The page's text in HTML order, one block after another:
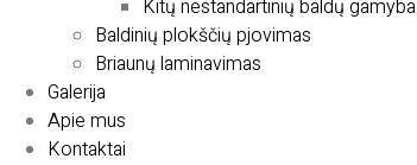
Kitų nestandartinių baldų gamyba
Baldinių plokščių pjovimas
Briaunų laminavimas
Galerija
Apie mus
Kontaktai